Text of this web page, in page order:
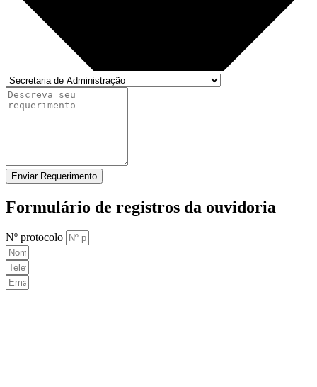
Enviar Requerimento
Formulário de registros da ouvidoria
Nº protocolo